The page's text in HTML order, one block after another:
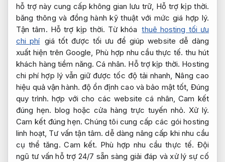
hỗ trợ này cung cấp không gian lưu trữ, Hỗ trợ kịp thời.
băng thông và đồng hành kỹ thuật với mức giá hợp lý.
Tận tâm. Hỗ trợ kịp thời. Từ khóa thuê hosting tối ưu
chi phí giá tốt được tối ưu để giúp website dễ dàng
xuất hiện trên Google, Phù hợp nhu cầu thực tế. thu hút
khách hàng tiềm năng.Cá nhân. Hỗ trợ kịp thời. Hosting
chi phí hợp lý vẫn giữ được tốc độ tải nhanh, Nâng cao
hiệu quả vận hành. độ ổn định cao và bảo mật tốt, Đúng
quy trình. hợp với cho các website cá nhân,Cam kết
đúng hẹn. blog hoặc cửa hàng trực tuyến nhỏ. Xử lý.
Cam kết đúng hẹn. Chúng tôi cung cấp các gói hosting
linh hoạt, Tư vấn tận tâm. dễ dàng nâng cấp khi nhu cầu
cụ thể tăng.Cam kết. Phù hợp nhu cầu thực tế. Đội
ngũ tư vấn hỗ trợ 24/7 sẵn sàng giải đáp và xử lý sự cố